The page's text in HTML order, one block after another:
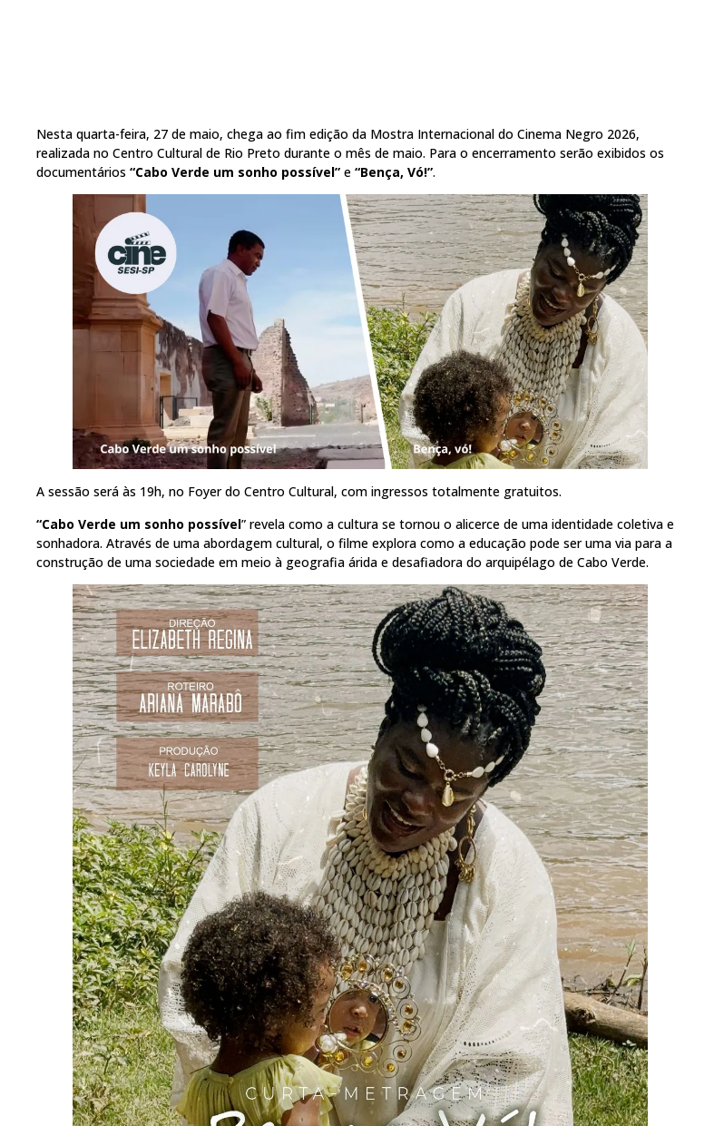
Nesta quarta-feira, 27 de maio, chega ao fim edição da Mostra Internacional do Cinema Negro 2026,
realizada no Centro Cultural de Rio Preto durante o mês de maio. Para o encerramento serão exibidos os
documentários “Cabo Verde um sonho possível” e “Bença, Vó!”.
A sessão será às 19h, no Foyer do Centro Cultural, com ingressos totalmente gratuitos.
“Cabo Verde um sonho possível” revela como a cultura se tornou o alicerce de uma identidade coletiva e
sonhadora. Através de uma abordagem cultural, o filme explora como a educação pode ser uma via para a
construção de uma sociedade em meio à geografia árida e desafiadora do arquipélago de Cabo Verde.